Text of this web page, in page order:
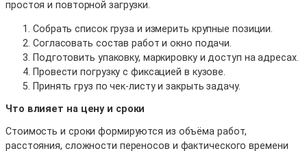
простоя и повторной загрузки.
Собрать список груза и измерить крупные позиции.
Согласовать состав работ и окно подачи.
Подготовить упаковку, маркировку и доступ на адресах.
Провести погрузку с фиксацией в кузове.
Принять груз по чек-листу и закрыть задачу.
Что влияет на цену и сроки
Стоимость и сроки формируются из объёма работ,
расстояния, сложности переносов и фактического времени